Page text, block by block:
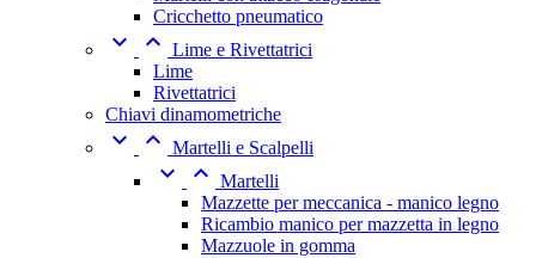
Cricchetto pneumatico
  Lime e Rivettatrici
Lime
Rivettatrici
Chiavi dinamometriche
  Martelli e Scalpelli
  Martelli
Mazzette per meccanica - manico legno
Ricambio manico per mazzetta in legno
Mazzuole in gomma